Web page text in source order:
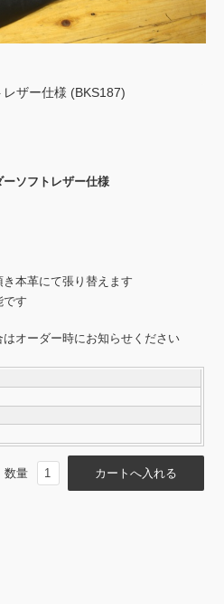
ザー仕様 (BKS187)
ソフトレザー仕様
本革にて張り替えます
です
オーダー時にお知らせください
数量